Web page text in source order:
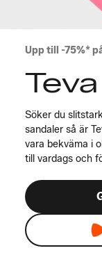
Upp till -75%*
Söker du
sandaler så är
vara bekväma i
till vardags och